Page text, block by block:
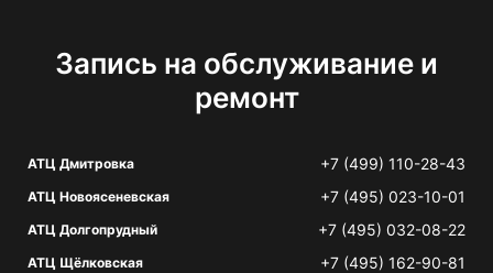
Запись на обслуживание и
ремонт
АТЦ Дмитровка +7 (499) 110-28-43
АТЦ Новоясеневская +7 (495) 023-10-01
АТЦ Долгопрудный +7 (495) 032-08-22
АТЦ Щёлковская +7 (495) 162-90-81